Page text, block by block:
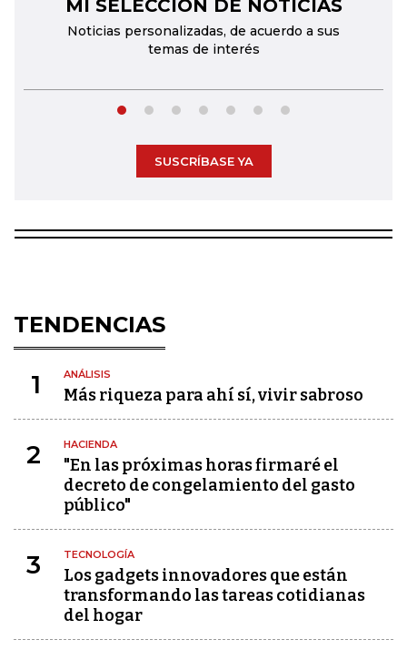
MI SELECCIÓN DE NOTICIAS
Noticias personalizadas, de acuerdo a sus
temas de interés
SUSCRÍBASE YA
TENDENCIAS
1 ANÁLISIS
Más riqueza para ahí sí, vivir sabroso
2 HACIENDA
"En las próximas horas firmaré el
decreto de congelamiento del gasto
público"
3 TECNOLOGÍA
Los gadgets innovadores que están
transformando las tareas cotidianas
del hogar